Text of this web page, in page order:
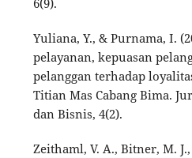
6(9).
Yuliana, Y., & Purnama, I.
pelayanan, kepuasan
pelanggan terhadap
Titian Mas Cabang Bima.
dan Bisnis, 4(2).
Zeithaml, V. A., Bitner, M.